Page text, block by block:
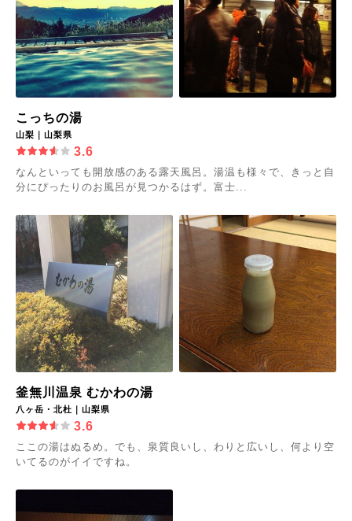
こっちの湯
山梨｜山梨県
3.6
なんといっても開放感のある露天風呂。湯温も様々で、きっと自
分にぴったりのお風呂が見つかるはず。富士...
釜無川温泉 むかわの湯
八ヶ岳・北杜｜山梨県
3.6
ここの湯はぬるめ。でも、泉質良いし、わりと広いし、何より空
いてるのがイイですね。